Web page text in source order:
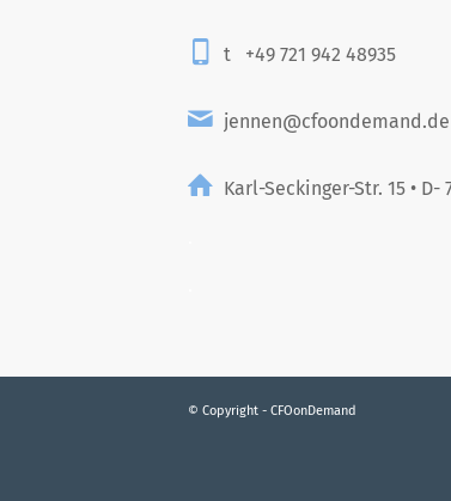
t +49 721 942 48935
jennen@cfoondemand.de
Karl-Seckinger-Str. 15 • D-
© Copyright - CFOonDemand